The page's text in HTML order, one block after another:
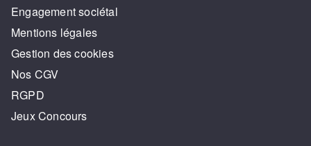
Engagement sociétal
Mentions légales
Gestion des cookies
Nos CGV
RGPD
Jeux Concours